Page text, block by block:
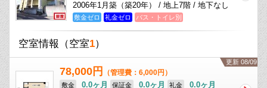
2006年1月築（築20年） / 地上7階 / 地下なし
敷金ゼロ 礼金ゼロ バス・トイレ別
空室情報 （空室1）
更新 08/09
78,000円 （管理費：6,000円）
敷金 0.0ヶ月 保証金 0.0ヶ月 礼金
0.0ヶ月